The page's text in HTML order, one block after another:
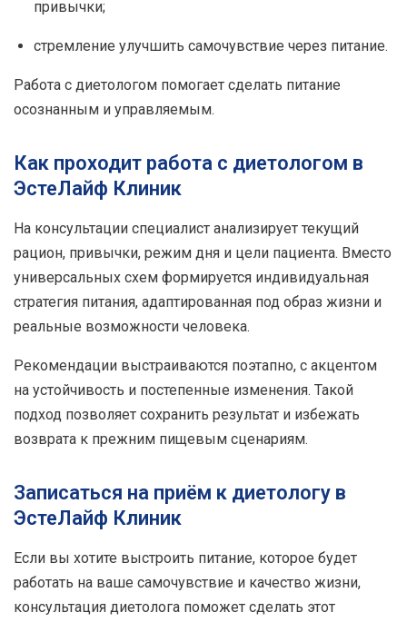
привычки;
стремление улучшить самочувствие через питание.
Работа с диетологом помогает сделать питание
осознанным и управляемым.
Как проходит работа с диетологом в
ЭстеЛайф Клиник
На консультации специалист анализирует текущий
рацион, привычки, режим дня и цели пациента. Вместо
универсальных схем формируется индивидуальная
стратегия питания, адаптированная под образ жизни и
реальные возможности человека.
Рекомендации выстраиваются поэтапно, с акцентом
на устойчивость и постепенные изменения. Такой
подход позволяет сохранить результат и избежать
возврата к прежним пищевым сценариям.
Записаться на приём к диетологу в
ЭстеЛайф Клиник
Если вы хотите выстроить питание, которое будет
работать на ваше самочувствие и качество жизни,
консультация диетолога поможет сделать этот